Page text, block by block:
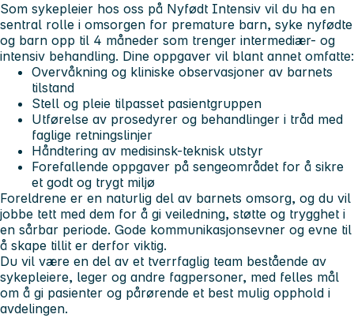
Som sykepleier hos oss på Nyfødt Intensiv vil du ha en
sentral rolle i omsorgen for premature barn, syke nyfødte
og barn opp til 4 måneder som trenger intermediær- og
intensiv behandling. Dine oppgaver vil blant annet omfatte:
Overvåkning og kliniske observasjoner av barnets
tilstand
Stell og pleie tilpasset pasientgruppen
Utførelse av prosedyrer og behandlinger i tråd med
faglige retningslinjer
Håndtering av medisinsk-teknisk utstyr
Forefallende oppgaver på sengeområdet for å sikre
et godt og trygt miljø
Foreldrene er en naturlig del av barnets omsorg, og du vil
jobbe tett med dem for å gi veiledning, støtte og trygghet i
en sårbar periode. Gode kommunikasjonsevner og evne til
å skape tillit er derfor viktig.
Du vil være en del av et tverrfaglig team bestående av
sykepleiere, leger og andre fagpersoner, med felles mål
om å gi pasienter og pårørende et best mulig opphold i
avdelingen.